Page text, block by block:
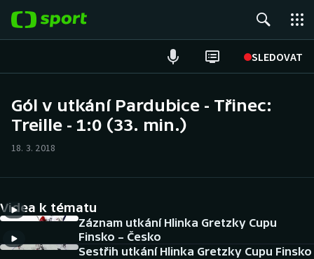
SLEDOVAT
Hokej
Cyklistika
Gól v utkání Pardubice - Třinec:
Treille - 1:0 (33. min.)
18. 3. 2018
Videa k tématu
Záznam utkání Hlinka Gretzky Cupu
Finsko – Česko
Sestřih utkání Hlinka Gretzky Cupu Finsko